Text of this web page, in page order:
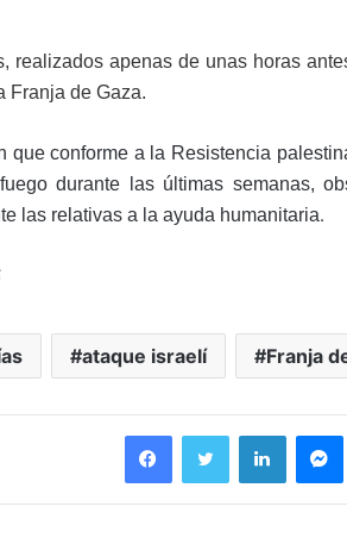
realizados apenas de unas horas
Franja de Gaza.
que conforme a la Resistencia
durante las últimas semanas,
las relativas a la ayuda humanitaria.
ataque israelí Franja
FacebookTwitter LinkedIn